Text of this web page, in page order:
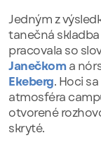
Jedným z
tanečná skladba
pracovala so
Janečkoma
Ekeberg. Hoci
atmosféra
otvorené
skryté.